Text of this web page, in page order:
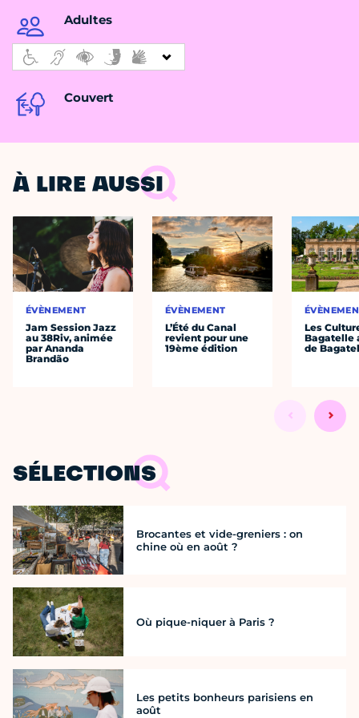
Adultes
Couvert
À LIRE AUSSI
ÉVÈNEMENT
Jam Session Jazz
au 38Riv, animée
par Ananda
Brandão
ÉVÈNEMENT
L’Été du Canal
revient pour une
19ème édition
Les
Bagatelle
de
SÉLECTIONS
Brocantes et vide-greniers : on
chine où en août ?
Où pique-niquer à Paris ?
Les petits bonheurs parisiens en
août